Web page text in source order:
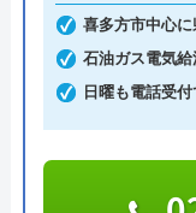
2,000円のWeb
るので、忘れず
喜多方市中心
石油ガス電気
日曜も電話受